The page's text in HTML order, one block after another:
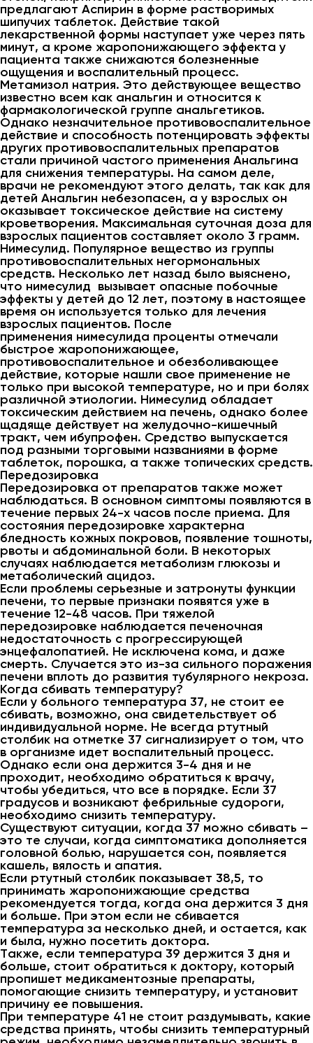
предлагают Аспирин в форме растворимых
шипучих таблеток. Действие такой
лекарственной формы наступает уже через пять
минут, а кроме жаропонижающего эффекта у
пациента также снижаются болезненные
ощущения и воспалительный процесс.
Метамизол натрия. Это действующее вещество
известно всем как анальгин и относится к
фармакологической группе анальгетиков.
Однако незначительное противовоспалительное
действие и способность потенцировать эффекты
других противовоспалительных препаратов
стали причиной частого применения Анальгина
для снижения температуры. На самом деле,
врачи не рекомендуют этого делать, так как для
детей Анальгин небезопасен, а у взрослых он
оказывает токсическое действие на систему
кроветворения. Максимальная суточная доза для
взрослых пациентов составляет около 3 грамм.
Нимесулид. Популярное вещество из группы
противовоспалительных негормональных
средств. Несколько лет назад было выяснено,
что нимесулид вызывает опасные побочные
эффекты у детей до 12 лет, поэтому в настоящее
время он используется только для лечения
взрослых пациентов. После
применения нимесулида проценты отмечали
быстрое жаропонижающее,
противовоспалительное и обезболивающее
действие, которые нашли свое применение не
только при высокой температуре, но и при болях
различной этиологии. Нимесулид обладает
токсическим действием на печень, однако более
щадяще действует на желудочно-кишечный
тракт, чем ибупрофен. Средство выпускается
под разными торговыми названиями в форме
таблеток, порошка, а также топических средств.
Передозировка
Передозировка от препаратов также может
наблюдаться. В основном симптомы появляются в
течение первых 24-х часов после приема. Для
состояния передозировке характерна
бледность кожных покровов, появление тошноты,
рвоты и абдоминальной боли. В некоторых
случаях наблюдается метаболизм глюкозы и
метаболический ацидоз.
Если проблемы серьезные и затронуты функции
печени, то первые признаки появятся уже в
течение 12-48 часов. При тяжелой
передозировке наблюдается печеночная
недостаточность с прогрессирующей
энцефалопатией. Не исключена кома, и даже
смерть. Случается это из-за сильного поражения
печени вплоть до развития тубулярного некроза.
Когда сбивать температуру?
Если у больного температура 37, не стоит ее
сбивать, возможно, она свидетельствует об
индивидуальной норме. Не всегда ртутный
столбик на отметке 37 сигнализирует о том, что
в организме идет воспалительный процесс.
Однако если она держится 3-4 дня и не
проходит, необходимо обратиться к врачу,
чтобы убедиться, что все в порядке. Если 37
градусов и возникают фебрильные судороги,
необходимо снизить температуру.
Существуют ситуации, когда 37 можно сбивать –
это те случаи, когда симптоматика дополняется
головной болью, нарушается сон, появляется
кашель, вялость и апатия.
Если ртутный столбик показывает 38,5, то
принимать жаропонижающие средства
рекомендуется тогда, когда она держится 3 дня
и больше. При этом если не сбивается
температура за несколько дней, и остается, как
и была, нужно посетить доктора.
Также, если температура 39 держится 3 дня и
больше, стоит обратиться к доктору, который
пропишет медикаментозные препараты,
помогающие снизить температуру, и установит
причину ее повышения.
При температуре 41 не стоит раздумывать, какие
средства принять, чтобы снизить температурный